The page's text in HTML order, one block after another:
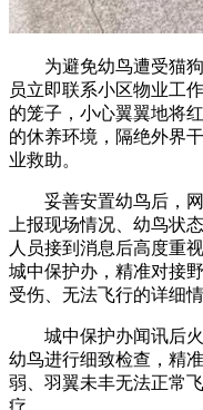
为避免幼鸟遭受猫狗
员立即联系小区物业工
的笼子，小心翼翼地将
的休养环境，隔绝外界
业救助。
妥善安置幼鸟后，网
上报现场情况、幼鸟状
人员接到消息后高度重
城中保护办，精准对接
受伤、无法飞行的详细情
城中保护办闻讯后火
幼鸟进行细致检查，精
弱、羽翼未丰无法正常